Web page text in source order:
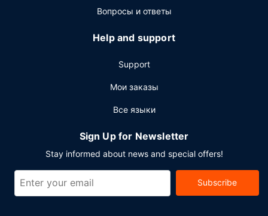
представительского класса и химчистка или
прачечная. Трансфер из аэропорта и обратно
(круглосуточно) предоставляется за дополнительную
плату, на территории отеля есть самостоятельная
Вопросы и ответы
Help and support
Support
Мои заказы
Все языки
Sign Up for Newsletter
Stay informed about news and special offers!
Subscribe